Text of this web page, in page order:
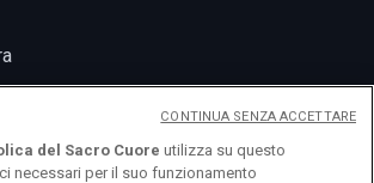
del Sacro Cuore utilizza su questo
necessari per il suo funzionamento
CONTINUA SENZA ACCETTARE